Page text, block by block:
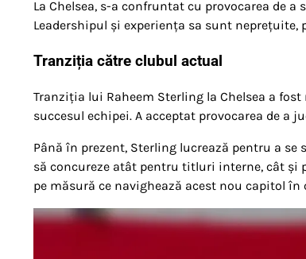
La Chelsea, s-a confruntat cu provocarea de
Leadershipul și experiența sa sunt neprețuite,
Tranziția către clubul actual
Tranziția lui Raheem Sterling la Chelsea a
succesul echipei. A acceptat provocarea de
Până în prezent, Sterling lucrează pentru a
să concureze atât pentru titluri interne, cât și
pe măsură ce navighează acest nou capitol în